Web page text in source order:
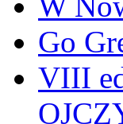
Go
VIII